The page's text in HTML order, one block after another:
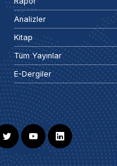
Analizler
Kitap
Tüm Yayınlar
E-Dergiler